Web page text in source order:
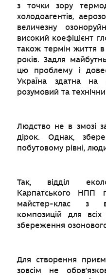
з точки зору
холодоагентів,
величезну
високий коефіцієнт
також термін життя
років. Задля
цю проблему і
Україна здатна
розумовий та
Людство не в змозі
дірок. Однак,
побутовому рівні,
Так, відділ
Карпатського НПП
майстер-клас з
композицій для
збереження
Для створення
зовсім не